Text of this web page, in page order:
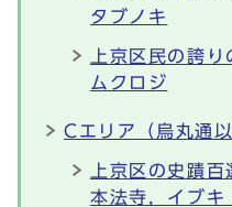
タブノキ
上京区民の誇
ムクロジ
Cエリア（烏丸通
上京区の史蹟
本法寺，イブキ